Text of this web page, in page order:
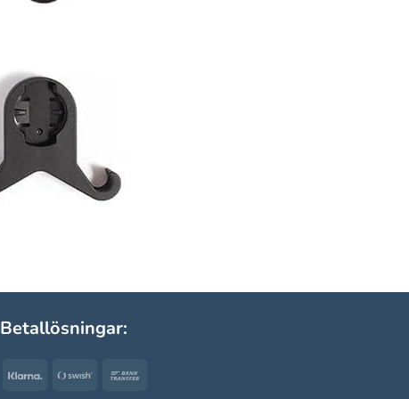
Betallösningar:
Klarna Swish